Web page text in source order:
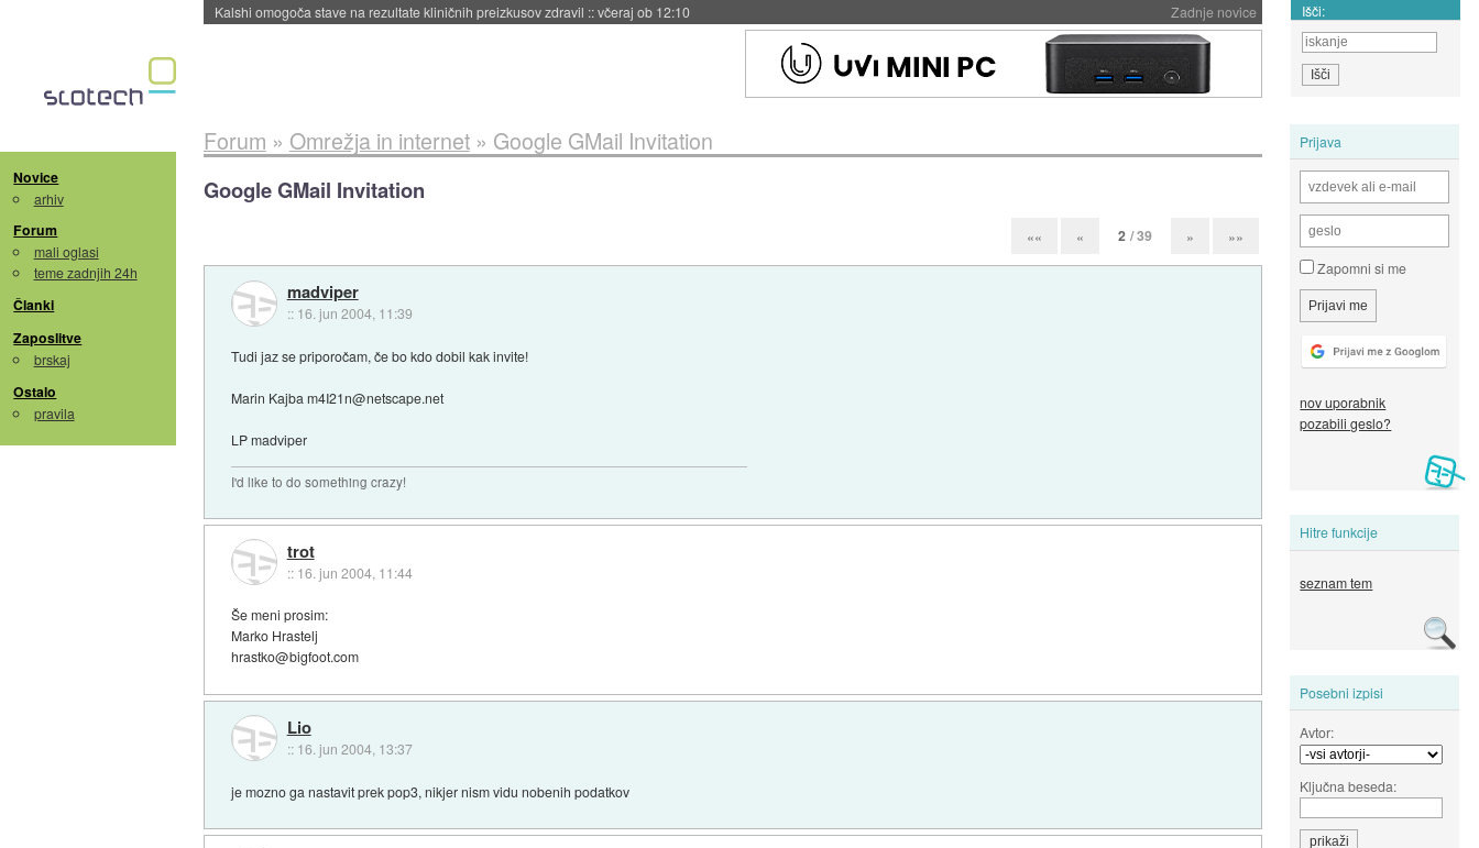
Zadnje novice
Sandisk že prodal več kot polovico SSD-jev za naslednji dve leti::včeraj ob 11:37 Išči:
Novice
arhiv
Forum
mali oglasi
teme zadnjih 24h
Članki
Zaposlitve
brskaj
Ostalo
pravila
Prijava
Zapomni si me
nov uporabnik
pozabili geslo?
Hitre funkcije
seznam tem
Posebni izpisi
Avtor:
Ključna beseda:
Forum » Omrežja in internet» Google GMail Invitation
Google GMail Invitation
«« « 2 / 39 » »»
madviper
:: 16. jun 2004, 11:39
Tudi jaz se priporočam, če bo kdo dobil kak invite!
Marin Kajba m4I21n@netscape.net
LP madviper
I'd like to do something crazy!
trot
:: 16. jun 2004, 11:44
Še meni prosim:
Marko Hrastelj
hrastko@bigfoot.com
Lio
:: 16. jun 2004, 13:37
je mozno ga nastavit prek pop3, nikjer nism vidu nobenih podatkov